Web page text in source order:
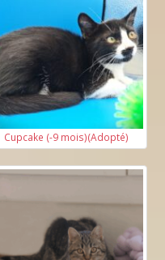
Cupcake (-9 mois)(Adopté)